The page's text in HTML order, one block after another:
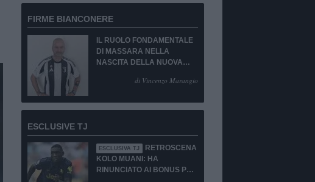
FIRME BIANCONERE
IL RUOLO FONDAMENTALE
DI MASSARA NELLA
NASCITA DELLA NUOVA
di Vincenzo Marangio
ESCLUSIVE TJ
ESCLUSIVA TJ
RETROSCENA
KOLO MUANI: HA
RINUNCIATO AI BONUS PUR